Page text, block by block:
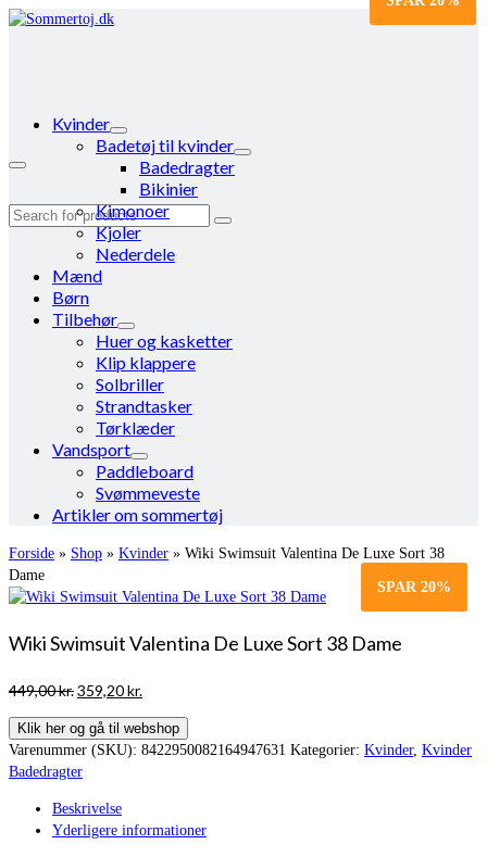
Search
Kvinder
Badetøj til kvinder
Badedragter
Bikinier
Kimonoer
Kjoler
Nederdele
Mænd
Børn
Tilbehør
Huer og kasketter
Klip klappere
Solbriller
Strandtasker
Tørklæder
Vandsport
Paddleboard
Svømmeveste
Artikler om sommertøj
Forside » Shop » Kvinder » Wiki Swimsuit Valentina De Luxe Sort 38
Dame
SPAR 20%
Wiki Swimsuit Valentina De Luxe Sort 38 Dame
449,00kr.Den
pris
var:
449,00 kr..
359,20kr.
pris
er:
Klik her og gå til webshop
Varenummer (SKU): 8422950082164947631 Kategorier: Kvinder, Kvinder
Badedragter
Beskrivelse
Yderligere informationer